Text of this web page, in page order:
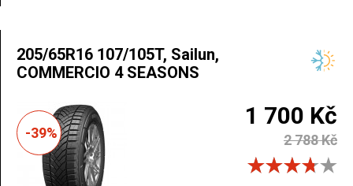
205/65R16 107/105T, Sailun,
COMMERCIO 4 SEASONS
-39%
1 700 Kč
2 788 Kč